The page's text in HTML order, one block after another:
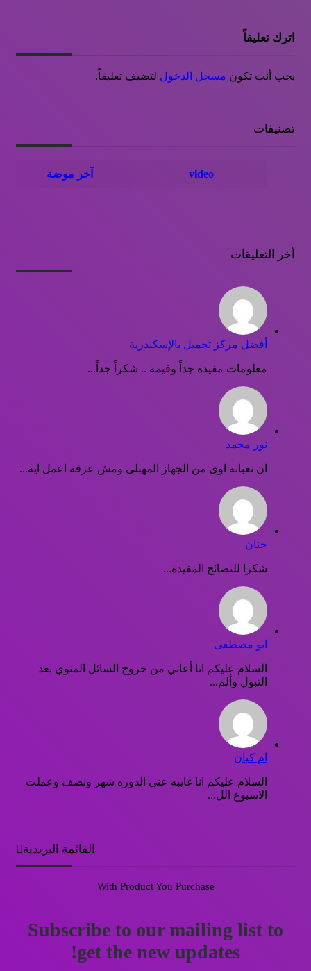
اترك تعليقاً
يجب أنت تكون مسجل الدخول لتضيف تعليقاً.
تصنيفات
video آخر موضة
أخر التعليقات
أفضل مركز تجميل بالإسكندرية
معلومات مفيدة جداً وقيمة .. شكراً جداً...
نور محمد
ان تعبانه اوى من الجهاز المهبلى ومش عرفه اعمل ايه...
حنان
شكرا للنصائح المفيدة...
ابو مصطفى
السلام عليكم انا أعاني من خروج السائل المنوي بعد
التبول وألم...
ام كيان
السلام عليكم انا غايبه عني الدوره شهر ونصف وعملت
الاسبوع الل...
القائمة البريدية
With Product You Purchase
Subscribe to our mailing list to
get the new updates!